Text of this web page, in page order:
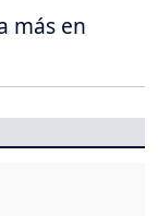
más en